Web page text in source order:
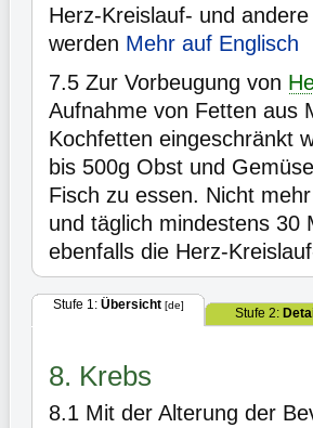
Herz-Kreislauf- und
werden Mehr auf Englisch
7.5 Zur Vorbeugung von
Aufnahme von Fetten aus
Kochfetten eingeschränkt
bis 500g Obst und
Fisch zu essen. Nicht
und täglich mindestens 30
ebenfalls die Herz-
Stufe 1: Übersicht[de]
Stufe 2:
8. Krebs
8.1 Mit der Alterung der